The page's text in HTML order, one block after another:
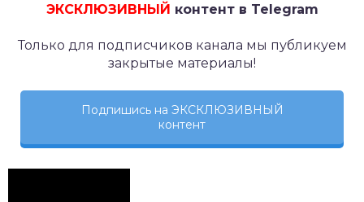
ЭКСКЛЮЗИВНЫЙ контент в Telegram
Только для подписчиков канала мы публикуем
закрытые материалы!
Подпишись на ЭКСКЛЮЗИВНЫЙ
контент